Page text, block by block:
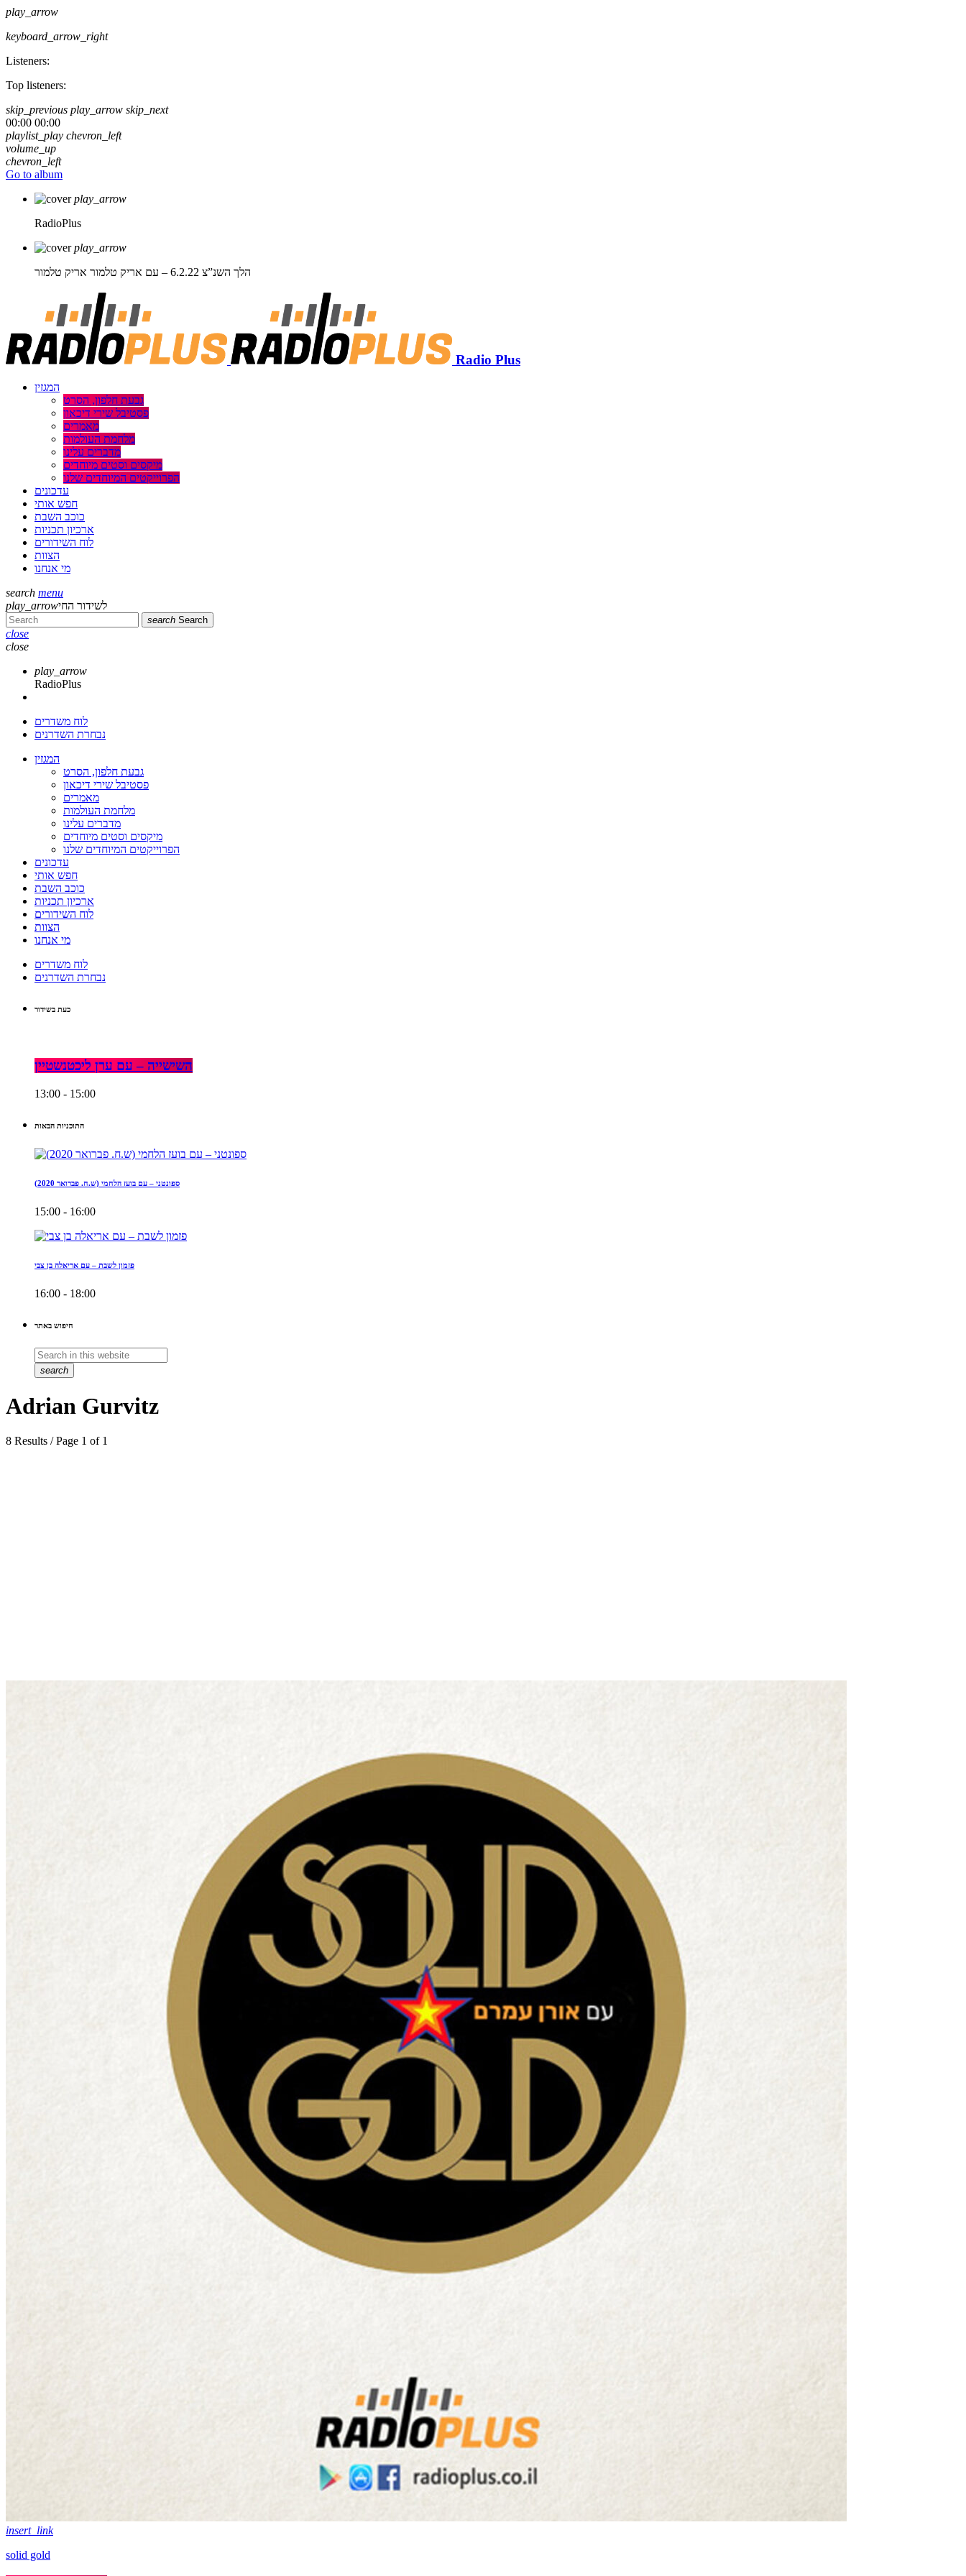
play_arrow
keyboard_arrow_right
Listeners:
Top listeners:
skip_previous play_arrow skip_next
00:00 00:00
playlist_play chevron_left
volume_up
chevron_left
Go to album
play_arrow
RadioPlus
play_arrow
הלך השנ”צ 6.2.22 – עם אריק טלמור
אריק טלמור
Radio Plus
המגזין
גבעת חלפון, הסרט
פסטיבל שירי דיכאון
מאמרים
מלחמת העולמות
מדברים עלינו
מיקסים וסטים מיוחדים
הפרוייקטים המיוחדים שלנו
עדכונים
חפש אותי
כוכב השבת
ארכיון תכניות
לוח השידורים
הצוות
מי אנחנו
search menu
play_arrowלשידור החי
search Search
close
close
play_arrow
RadioPlus
לוח משדרים
נבחרת השדרנים
המגזין
גבעת חלפון, הסרט
פסטיבל שירי דיכאון
מאמרים
מלחמת העולמות
מדברים עלינו
מיקסים וסטים מיוחדים
הפרוייקטים המיוחדים שלנו
עדכונים
חפש אותי
כוכב השבת
ארכיון תכניות
לוח השידורים
הצוות
מי אנחנו
לוח משדרים
נבחרת השדרנים
כעת בשידור
השישייה – עם ערן ליכטנשטיין
13:00 - 15:00
התוכניות הבאות
ספונטני – עם בועז הלחמי (ש.ח. פברואר 2020)
15:00 - 16:00
פזמון לשבת – עם אריאלה בן צבי
16:00 - 18:00
חיפוש באתר
search
Adrian Gurvitz
8 Results / Page 1 of 1
insert_link
solid gold